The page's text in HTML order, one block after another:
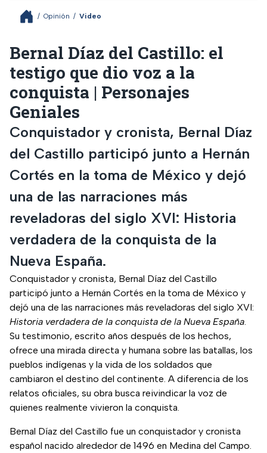
/ Opinión / Video
Bernal Díaz del Castillo: el
testigo que dio voz a la
conquista | Personajes
Geniales
Conquistador y cronista, Bernal Díaz
del Castillo participó junto a Hernán
Cortés en la toma de México y dejó
una de las narraciones más
reveladoras del siglo XVI: Historia
verdadera de la conquista de la
Nueva España.
Conquistador y cronista, Bernal Díaz del Castillo
participó junto a Hernán Cortés en la toma de México y
dejó una de las narraciones más reveladoras del siglo XVI:
Historia verdadera de la conquista de la Nueva España.
Su testimonio, escrito años después de los hechos,
ofrece una mirada directa y humana sobre las batallas, los
pueblos indígenas y la vida de los soldados que
cambiaron el destino del continente. A diferencia de los
relatos oficiales, su obra busca reivindicar la voz de
quienes realmente vivieron la conquista.
Bernal Díaz del Castillo fue un conquistador y cronista
español nacido alrededor de 1496 en Medina del Campo.